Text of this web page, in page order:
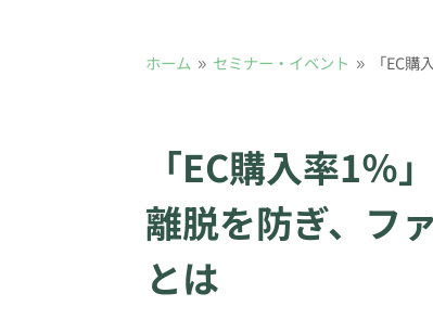
ホーム 9 セミナー・イベント 9 「EC
「EC購入率1％
離脱を防ぎ、フ
とは